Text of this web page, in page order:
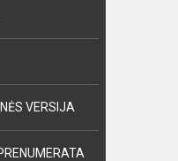
VERSIJA